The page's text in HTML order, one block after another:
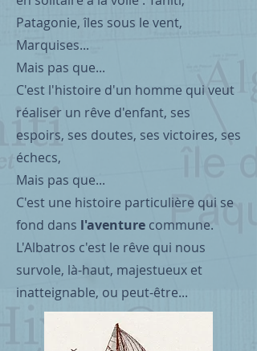
Patagonie, îles sous le vent,
Marquises...
Mais pas que...
C'est l'histoire d'un homme qui veut
réaliser un rêve d'enfant, ses
espoirs, ses doutes, ses victoires, ses
échecs,
Mais pas que...
C'est une histoire particulière qui se
fond dans l'aventure commune.
L'Albatros c'est le rêve qui nous
survole, là-haut, majestueux et
inatteignable, ou peut-être...